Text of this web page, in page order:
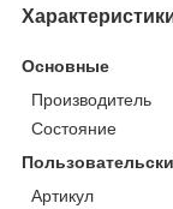
Основные
Производитель
Состояние
Артикул